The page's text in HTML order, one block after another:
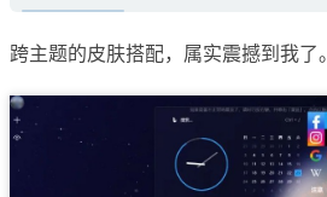
跨主题的皮肤搭配，属实震撼到我了。